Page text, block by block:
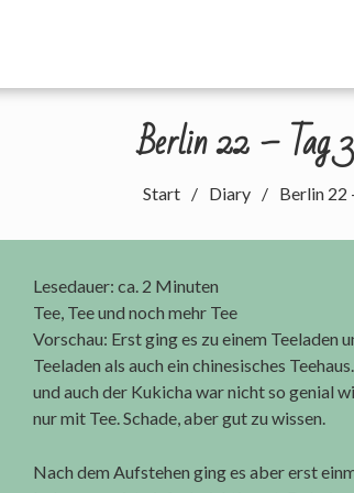
Berlin 22 – Tag 3
Start Diary Berlin 22
Lesedauer: ca. 2 Minuten
Tee, Tee und noch mehr Tee
Vorschau: Erst ging es zu einem Teeladen
Teeladen als auch ein chinesisches
und auch der Kukicha war nicht so genial
nur mit Tee. Schade, aber gut zu wissen.
Nach dem Aufstehen ging es aber erst